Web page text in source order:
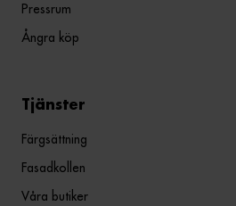
Pressrum
Ångra köp
Tjänster
Färgsättning
Fasadkollen
Våra butiker